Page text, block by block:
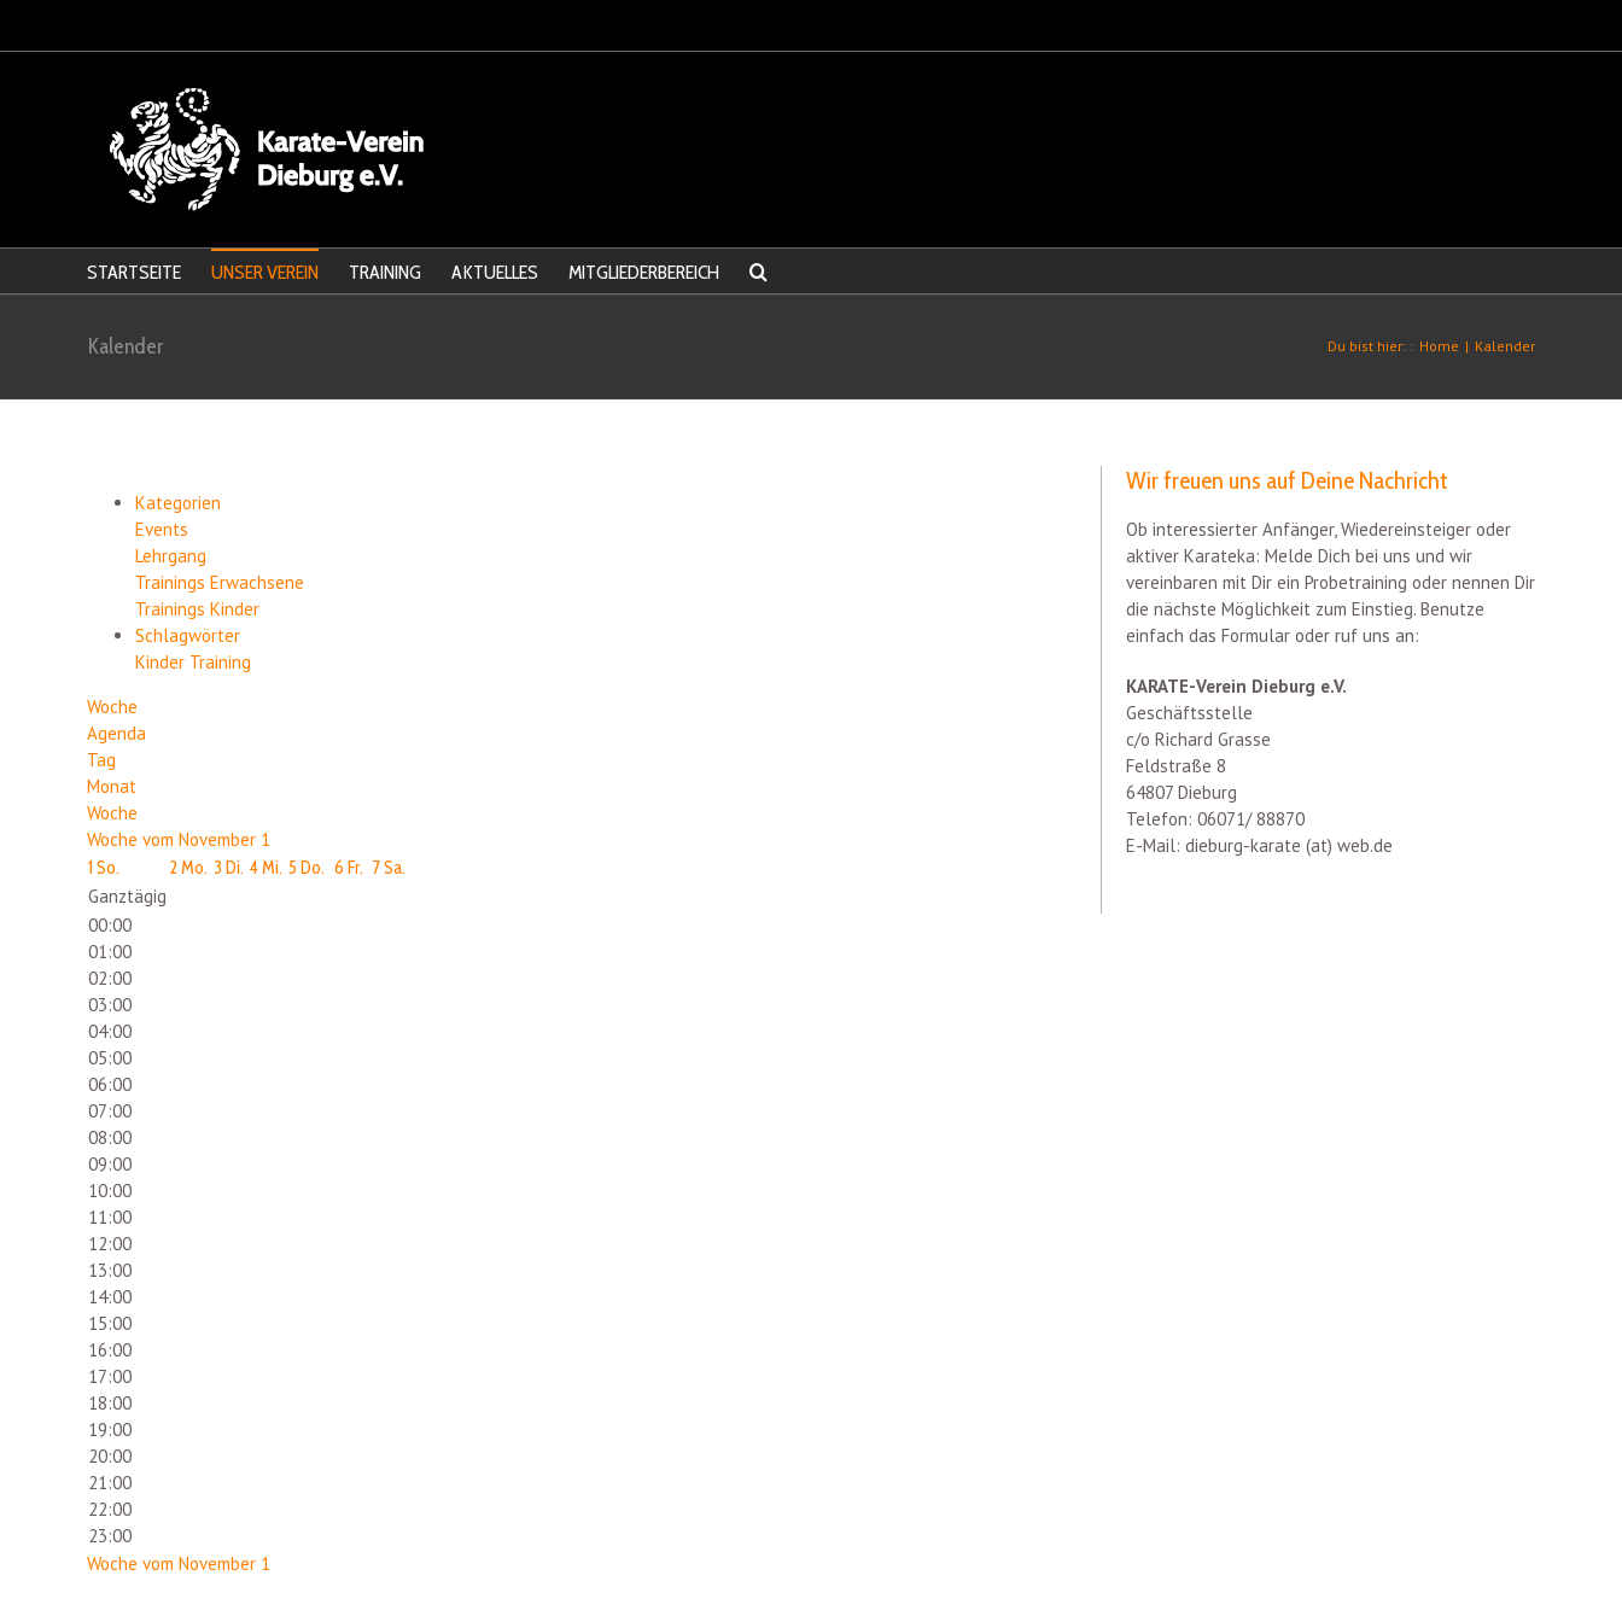
STARTSEITE UNSER VEREIN TRAINING AKTUELLES MITGLIEDERBEREICH
Kalender Du bist hier: : Home | Kalender
Kategorien
Events
Lehrgang
Trainings Erwachsene
Trainings Kinder
Schlagwörter
Kinder Training
Woche
Agenda
Tag
Monat
Woche
Woche vom November 1
1 So. 2 Mo. 3 Di. 4Mi. 5 Do. 6 Fr. 7Sa.
Ganztägig
00:00
01:00
02:00
03:00
04:00
05:00
06:00
07:00
08:00
09:00
10:00
11:00
12:00
13:00
14:00
15:00
16:00
17:00
18:00
19:00
20:00
21:00
22:00
23:00
Woche vom November 1
Wir freuen uns auf Deine Nachricht
Ob interessierter Anfänger, Wiedereinsteiger oder
aktiver Karateka: Melde Dich bei uns und wir
vereinbaren mit Dir ein Probetraining oder nennen Dir
die nächste Möglichkeit zum Einstieg. Benutze
einfach das Formular oder ruf uns an:
KARATE-Verein Dieburg e.V.
Geschäftsstelle
c/o Richard Grasse
Feldstraße 8
64807 Dieburg
Telefon: 06071/ 88870
E-Mail: dieburg-karate (at) web.de